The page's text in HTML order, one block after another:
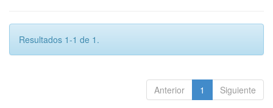
Resultados 1-1 de 1.
Anterior 1 Siguiente